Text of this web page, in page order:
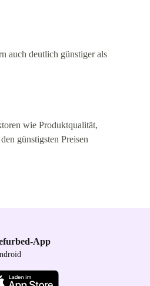
auch deutlich günstiger als
wie Produktqualität,
günstigsten Preisen
App